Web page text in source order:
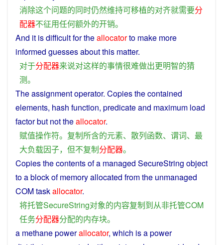
消除这个问题的同时仍然维持可移植的对齐就需要分
配器不征用任何额外的开销。
And it isdifficultfortheallocatorto make more
informed guessesaboutthis matter.
对于分配器来说对这样的事情很难做出更明智的猜
测。
Theassignmentoperator. Copiesthecontained
elements, hash function, predicateand maximum load
factorbut nottheallocator.
赋值操作符。 复制所含的元素、 散列函数、 谓词、 最
大负载因子， 但不复制分配器。
Copiesthecontentsof a managed SecureString object
toablockofmemoryallocated fromthe unmanaged
COMtaskallocator.
将托管SecureString对象的内容复制到从非托管COM
任务分配器分配的内存块。
a methanepowerallocator, which isa power